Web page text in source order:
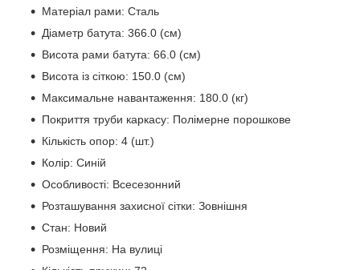
Матеріал рами: Сталь
Діаметр батута: 366.0 (см)
Висота рами батута: 66.0 (см)
Висота із сіткою: 150.0 (см)
Максимальне навантаження: 180.0 (кг)
Покриття труби каркасу: Полімерне порошкове
Кількість опор: 4 (шт.)
Колір: Синій
Особливості: Всесезонний
Розташування захисної сітки: Зовнішня
Стан: Новий
Розміщення: На вулиці